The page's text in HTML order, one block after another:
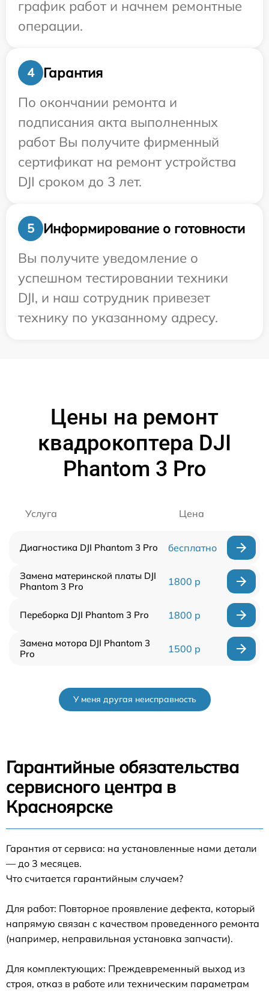
график работ и начнем ремонтные
операции.
4
Гарантия
По окончании ремонта и
подписания акта выполненных
работ Вы получите фирменный
сертификат на ремонт устройства
DJI сроком до 3 лет.
5
Информирование о готовности
Вы получите уведомление о
успешном тестировании техники
DJI, и наш сотрудник привезет
технику по указанному адресу.
Цены на ремонт
квадрокоптера DJI
Phantom 3 Pro
Услуга Цена
Диагностика DJI Phantom 3 Pro бесплатно
Замена материнской платы DJI
Phantom 3 Pro
1800 р
Переборка DJI Phantom 3 Pro 1800 р
Замена мотора DJI Phantom 3
Pro
1500 р
У меня другая неисправность
Гарантийные обязательства
сервисного центра в
Красноярске
Гарантия от сервиса: на установленные нами детали
— до 3 месяцев.
Что считается гарантийным случаем?
Для работ: Повторное проявление дефекта, который
напрямую связан с качеством проведенного ремонта
(например, неправильная установка запчасти).
Для комплектующих: Преждевременный выход из
строя, отказ в работе или техническим параметрам